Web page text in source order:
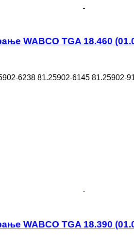
WABCO TGA 18.460
6238 81.25902-6145 81.25902-
WABCO TGA 18.390